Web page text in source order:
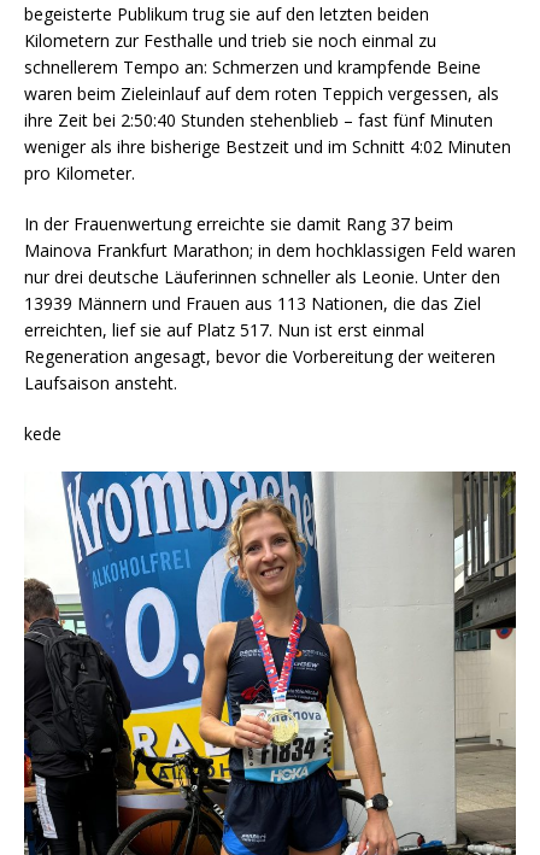
begeisterte Publikum trug sie auf den letzten beiden
Kilometern zur Festhalle und trieb sie noch einmal zu
schnellerem Tempo an: Schmerzen und krampfende Beine
waren beim Zieleinlauf auf dem roten Teppich vergessen, als
ihre Zeit bei 2:50:40 Stunden stehenblieb – fast fünf Minuten
weniger als ihre bisherige Bestzeit und im Schnitt 4:02 Minuten
pro Kilometer.
In der Frauenwertung erreichte sie damit Rang 37 beim
Mainova Frankfurt Marathon; in dem hochklassigen Feld waren
nur drei deutsche Läuferinnen schneller als Leonie. Unter den
13939 Männern und Frauen aus 113 Nationen, die das Ziel
erreichten, lief sie auf Platz 517. Nun ist erst einmal
Regeneration angesagt, bevor die Vorbereitung der weiteren
Laufsaison ansteht.
kede